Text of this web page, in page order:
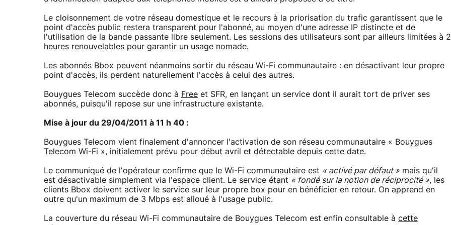
Le cloisonnement de votre réseau domestique et le recours à la priorisation du trafic garantissent que le
point d'accès public restera transparent pour l'abonné, au moyen d'une adresse IP distincte et de
l'utilisation de la bande passante libre seulement. Les sessions des utilisateurs sont par ailleurs limitées à 2
heures renouvelables pour garantir un usage nomade.
Les abonnés Bbox peuvent néanmoins sortir du réseau Wi-Fi communautaire : en désactivant leur propre
point d'accès, ils perdent naturellement l'accès à celui des autres.
Bouygues Telecom succède donc à Free et SFR, en lançant un service dont il aurait tort de priver ses
abonnés, puisqu'il repose sur une infrastructure existante.
Mise à jour du 29/04/2011 à 11 h 40 :
Bouygues Telecom vient finalement d'annoncer l'activation de son réseau communautaire « Bouygues
Telecom Wi-Fi », initialement prévu pour début avril et détectable depuis cette date.
Le communiqué de l'opérateur confirme que le Wi-Fi communautaire est « activé par défaut » mais qu'il
est désactivable simplement via l'espace client. Le service étant « fondé sur la notion de réciprocité », les
clients Bbox doivent activer le service sur leur propre box pour en bénéficier en retour. On apprend en
outre qu'un maximum de 3 Mbps est alloué à l'usage public.
La couverture du réseau Wi-Fi communautaire de Bouygues Telecom est enfin consultable à cette